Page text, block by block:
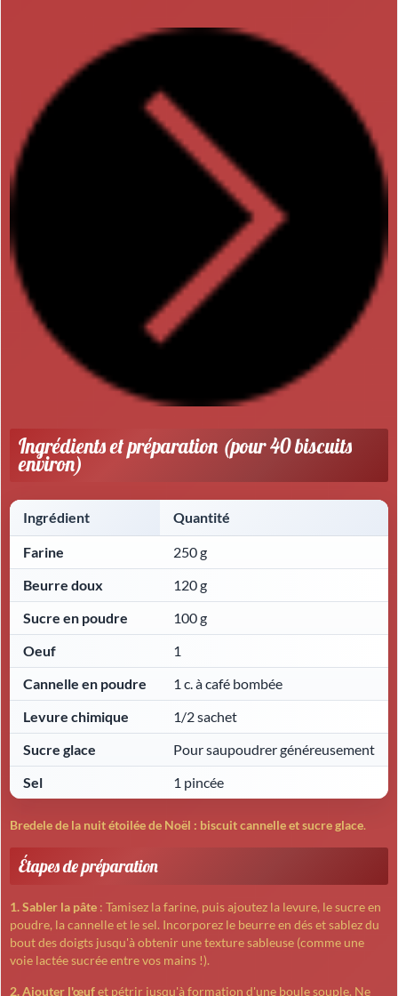
Ingrédients et préparation (pour 40 biscuits
environ)
Ingrédient Quantité
Farine
250 g
Beurre doux
120 g
Sucre en poudre
100 g
Oeuf
1
Cannelle en poudre
1 c. à café bombée
Levure chimique
1/2 sachet
Sucre glace
Pour saupoudrer généreusement
Sel
1 pincée
Bredele de la nuit étoilée de Noël : biscuit cannelle et sucre glace.
Étapes de préparation
1. Sabler la pâte : Tamisez la farine, puis ajoutez la levure, le sucre en
poudre, la cannelle et le sel. Incorporez le beurre en dés et sablez du
bout des doigts jusqu'à obtenir une texture sableuse (comme une
voie lactée sucrée entre vos mains !).
2. Ajouter l'œufet pétrir jusqu'à formation d'une boule souple. Ne